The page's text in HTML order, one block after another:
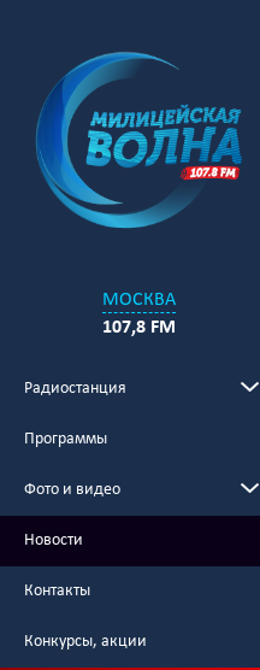
МОСКВА
107,8 FM
Радиостанция
Программы
Фото и видео
Новости
Контакты
Конкурсы, акции